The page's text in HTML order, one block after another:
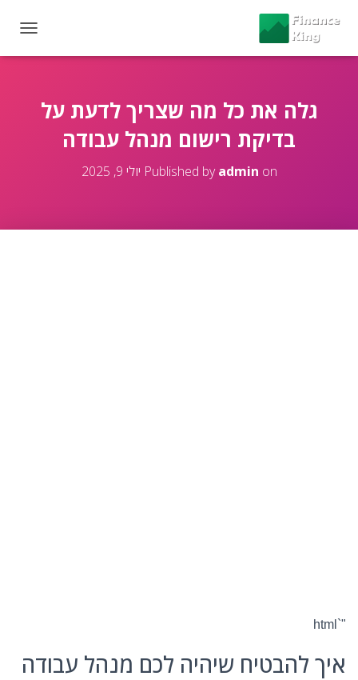
O
גלה את כל מה שצריך לדעת על
בדיקת רישום מנהל עבודה
Published byadmin on יולי 9, 2025
"`html
איך להבטיח שיהיה לכם מנהל עבודה